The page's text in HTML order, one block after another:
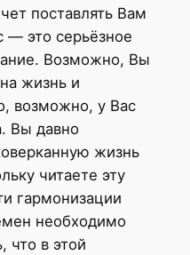
поставлять Вам
— это серьёзное
Возможно, Вы
жизнь и
возможно, у Вас
Вы давно
жизнь
читаете эту
гармонизации
необходимо
что в этой